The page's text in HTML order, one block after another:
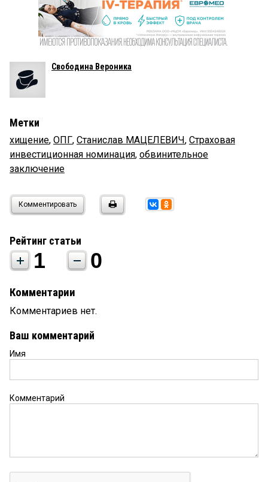
Свободина Вероника
Метки
хищение, ОПГ, Станислав МАЦЕЛЕВИЧ, Страховая
инвестиционная номинация, обвинительное
заключение
Комментировать
Рейтинг статьи
1 0
Комментарии
Комментариев нет.
Ваш комментарий
Имя
Комментарий